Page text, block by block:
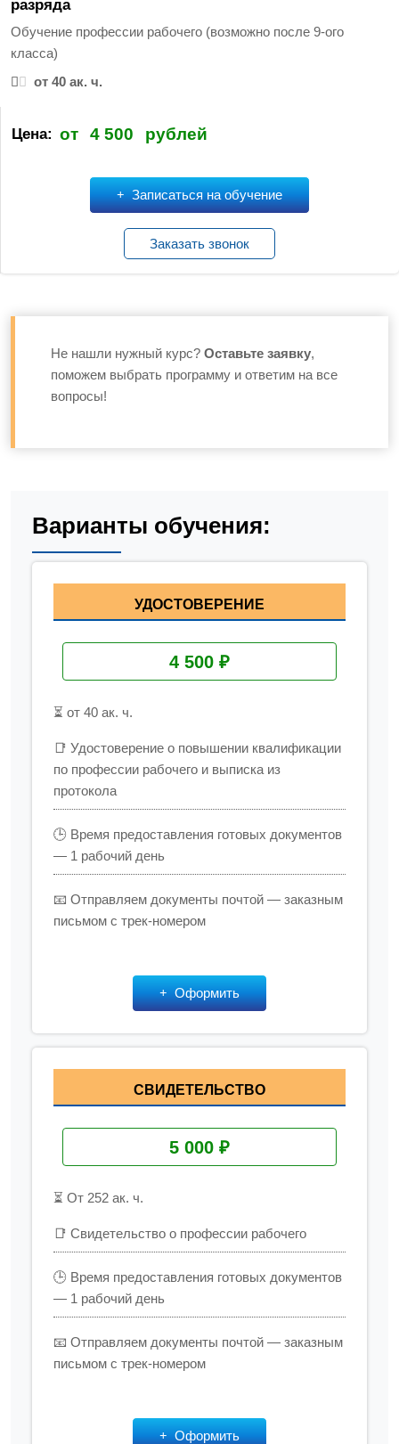
разряда
Обучение профессии рабочего (возможно после 9-ого
класса)
от 40 ак. ч.
Цена: от 4 500 рублей
Записаться на обучение
Заказать звонок
Не нашли нужный курс? Оставьте заявку,
поможем выбрать программу и ответим на все
вопросы!
Варианты обучения:
УДОСТОВЕРЕНИЕ
4 500 ₽
⏳ от 40 ак. ч.
📑 Удостоверение о повышении квалификации
по профессии рабочего и выписка из
протокола
🕒 Время предоставления готовых документов
— 1 рабочий день
📧 Отправляем документы почтой — заказным
письмом с трек-номером
Оформить
СВИДЕТЕЛЬСТВО
5 000 ₽
⏳ От 252 ак. ч.
📑 Свидетельство о профессии рабочего
🕒 Время предоставления готовых документов
— 1 рабочий день
📧 Отправляем документы почтой — заказным
письмом с трек-номером
Оформить